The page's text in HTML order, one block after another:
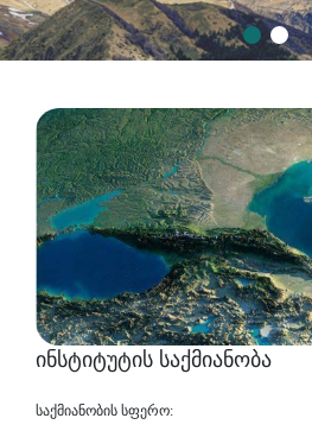
საინჟინრო-გეოლოგიური,
ჰიდროგეოლოგიური სამეცნიერო-
განყოფილება
სამეცნიერო-კვლევითი
საგამოცდო ცენტრი
მინერალური ნედლეულის
დაგეგმარების განყოფილება
ბიოტექნოლოგიის სამეცნიერო
სასარგებლო წიაღისეულის
წყლების გაწმენდის სამეცნიერო-
ინფორმაციის განყოფილება
ყოველდღიური საქმიანობა
დასვენება
კონტაქტი
ინსტიტუტის საქმიანობა
საქმიანობის სფერო: